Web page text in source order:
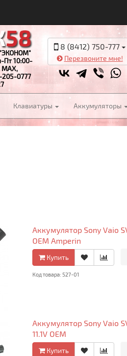
"ЭКОНОМ"
Пт 10:00-
0777
8 (8412) 750-777
Перезвоните мне!
Клавиатуры Аккумуляторы
Аккумулятор Sony Vaio
OEM Amperin
Купить
Код товара: 527-01
Аккумулятор Sony Vaio
11.1V OEM
Купить